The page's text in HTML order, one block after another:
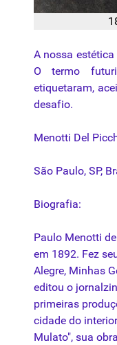
A nossa estética
O termo
etiquetaram,
desafio.
Menotti Del
São Paulo, SP,
Biografia:
Paulo Menotti
em 1892. Fez
Alegre, Minhas
editou o
primeiras
cidade do
Mulato", sua